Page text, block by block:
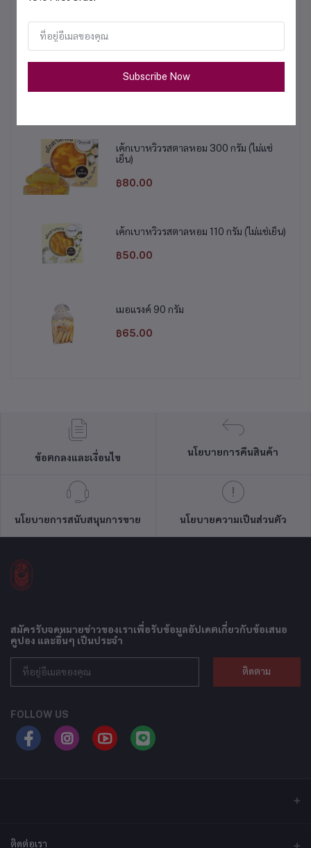
฿120.00
เค้กเบาหวิวรสทุเรียน 110 กรัม (ไม่แช่เย็น)
เค้กเบาหวิวรสตาลหอม 300 กรัม (ไม่แช่
เย็น)
฿80.00
เค้กเบาหวิวรสตาลหอม 110 กรัม (ไม่แช่เย็น)
฿50.00
เมอแรงค์ 90 กรัม
฿65.00
ข้อตกลงและเงื่อนไข
นโยบายการคืนสินค้า
นโยบายการสนับสนุนการขาย นโยบายความเป็นส่วนตัว
สมัครรับจดหมายข่าวของเราเพื่อรับข้อมูลอัปเดตเกี่ยวกับข้อเสนอ
คูปอง และอื่นๆ เป็นประจำ
ติดตาม
FOLLOW US
ติดต่อเรา
Subscribe Now